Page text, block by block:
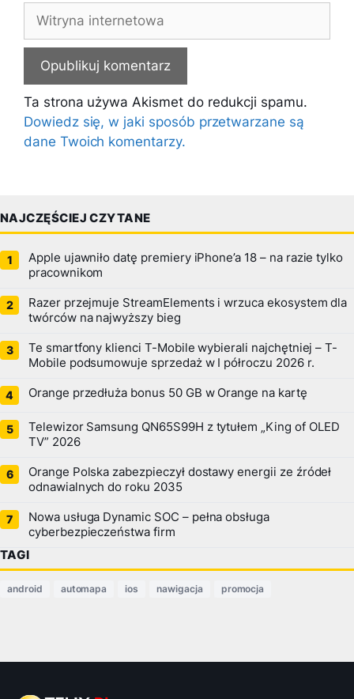
internetowa
Ta strona używa Akismet do redukcji spamu.
Dowiedz się, w jaki sposób przetwarzane są
dane Twoich komentarzy.
NAJCZĘŚCIEJ CZYTANE
Apple ujawniło datę premiery iPhone’a 18 – na razie tylko
pracownikom
Razer przejmuje StreamElements i wrzuca ekosystem dla
twórców na najwyższy bieg
Te smartfony klienci T-Mobile wybierali najchętniej – T-
Mobile podsumowuje sprzedaż w I półroczu 2026 r.
Orange przedłuża bonus 50 GB w Orange na kartę
Telewizor Samsung QN65S99H z tytułem „King of OLED
TV” 2026
Orange Polska zabezpieczył dostawy energii ze źródeł
odnawialnych do roku 2035
Nowa usługa Dynamic SOC – pełna obsługa
cyberbezpieczeństwa firm
TAGI
android automapa ios nawigacja promocja